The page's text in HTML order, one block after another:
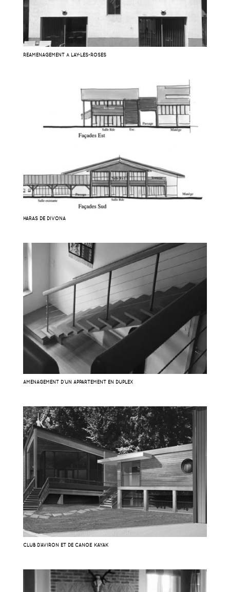
RÉAMÉNAGEMENT À LAY-LES-ROSES
HARAS DE DIVONA
AMÉNAGEMENT D’UN APPARTEMENT EN DUPLEX
CLUB D’AVIRON ET DE CANOË KAYAK